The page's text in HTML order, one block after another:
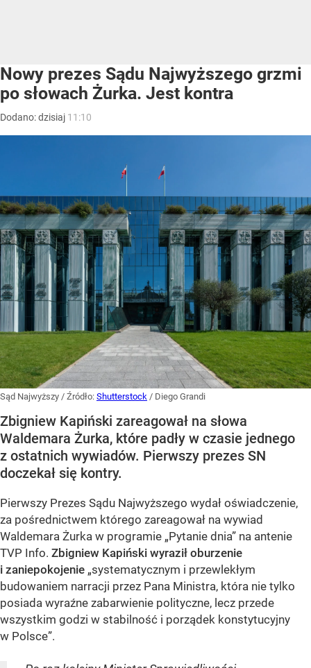
Nowy prezes Sądu Najwyższego grzmi
po słowach Żurka. Jest kontra
Dodano:dzisiaj 11:10
Sąd Najwyższy / Źródło: Shutterstock / Diego Grandi
Zbigniew Kapiński zareagował na słowa
Waldemara Żurka, które padły w czasie jednego
z ostatnich wywiadów. Pierwszy prezes SN
doczekał się kontry.
Pierwszy Prezes Sądu Najwyższego wydał oświadczenie,
za pośrednictwem którego zareagował na wywiad
Waldemara Żurka w programie „Pytanie dnia” na antenie
TVP Info. Zbigniew Kapiński wyraził oburzenie
i zaniepokojenie „systematycznym i przewlekłym
budowaniem narracji przez Pana Ministra, która nie tylko
posiada wyraźne zabarwienie polityczne, lecz przede
wszystkim godzi w stabilność i porządek konstytucyjny
w Polsce”.